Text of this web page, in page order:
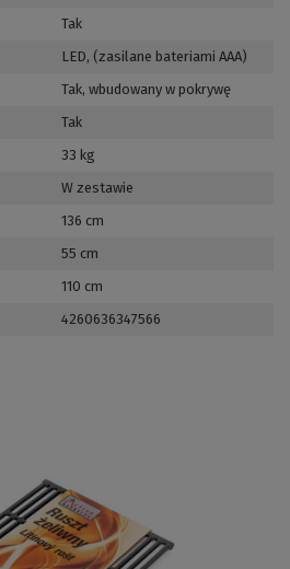
Tak
LED, (zasilane bateriami AAA)
Tak, wbudowany w pokrywę
Tak
33 kg
W zestawie
136 cm
55 cm
110 cm
4260636347566